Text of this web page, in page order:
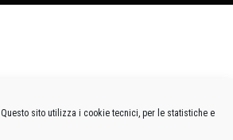
Questo sito utilizza i cookie tecnici, per le statistiche e